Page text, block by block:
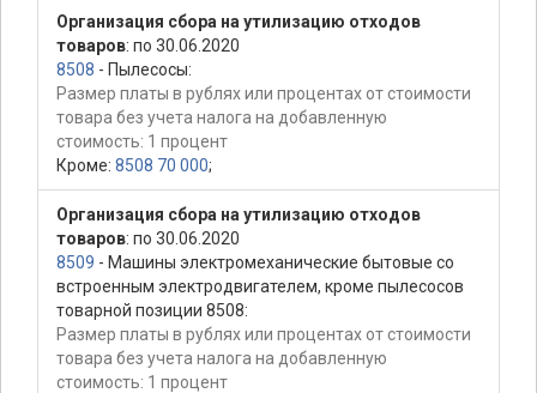
Организация сбора на утилизацию отходов
товаров: по 30.06.2020
8508 - Пылесосы:
Размер платы в рублях или процентах от стоимости
товара без учета налога на добавленную
стоимость: 1 процент
Кроме: 8508 70 000;
Организация сбора на утилизацию отходов
товаров: по 30.06.2020
8509 - Машины электромеханические бытовые со
встроенным электродвигателем, кроме пылесосов
товарной позиции 8508:
Размер платы в рублях или процентах от стоимости
товара без учета налога на добавленную
стоимость: 1 процент